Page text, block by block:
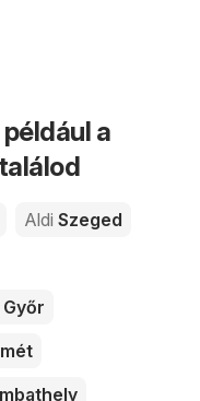
a
Aldi Szeged
Győr